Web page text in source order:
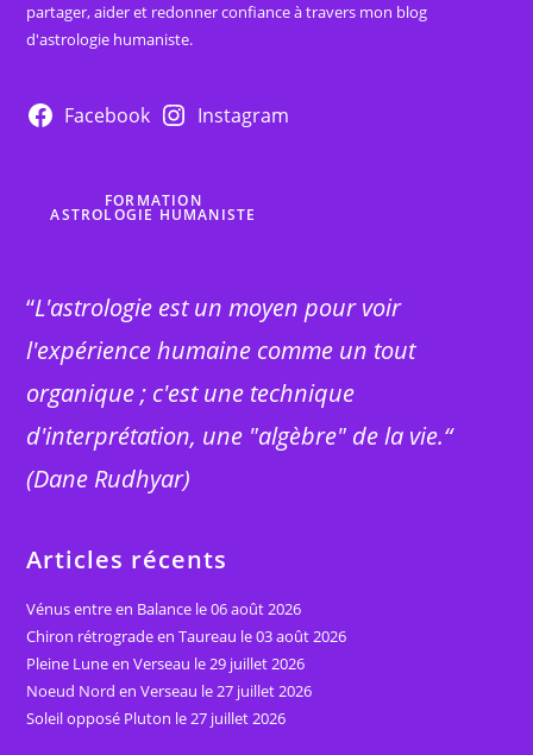
partager, aider et redonner confiance à travers mon blog
d'astrologie humaniste.
Facebook Instagram
FORMATION
ASTROLOGIE HUMANISTE
“L'astrologie est un moyen pour voir
l'expérience humaine comme un tout
organique ; c'est une technique
d'interprétation, une "algèbre" de la vie.“
(Dane Rudhyar)
Articles récents
Vénus entre en Balance le 06 août 2026
Chiron rétrograde en Taureau le 03 août 2026
Pleine Lune en Verseau le 29 juillet 2026
Noeud Nord en Verseau le 27 juillet 2026
Soleil opposé Pluton le 27 juillet 2026